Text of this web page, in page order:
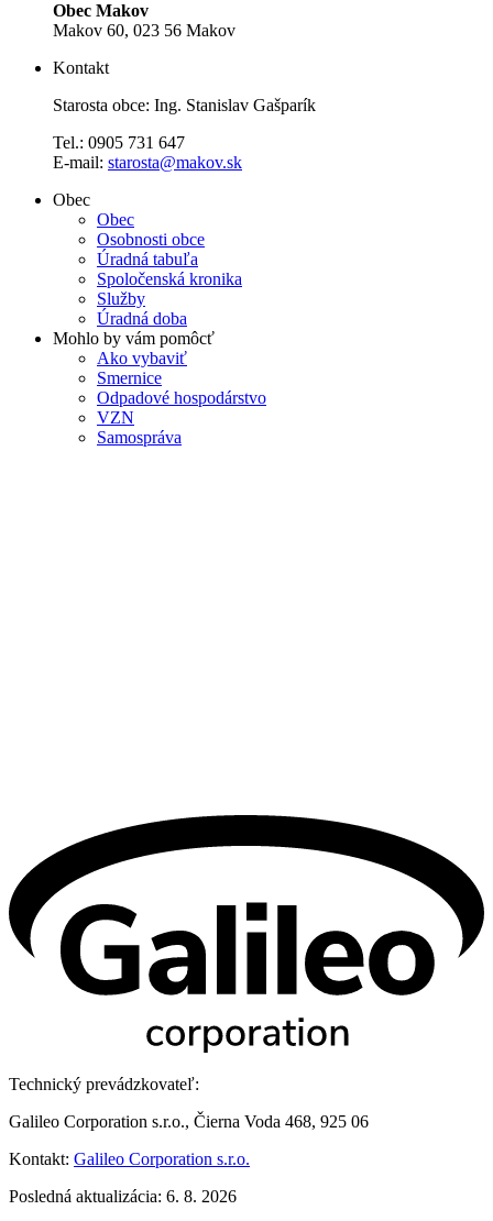
Obec Makov
Makov 60, 023 56 Makov
Kontakt
Starosta obce: Ing. Stanislav Gašparík
Tel.: 0905 731 647
E-mail: starosta@makov.sk
Obec
Obec
Osobnosti obce
Úradná tabuľa
Spoločenská kronika
Služby
Úradná doba
Mohlo by vám pomôcť
Ako vybaviť
Smernice
Odpadové hospodárstvo
VZN
Samospráva
Technický prevádzkovateľ:
Galileo Corporation s.r.o., Čierna Voda 468, 925 06
Kontakt: Galileo Corporation s.r.o.
Posledná aktualizácia: 6. 8. 2026